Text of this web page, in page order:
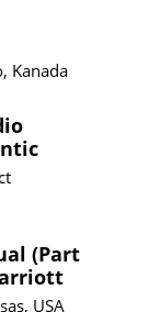
Kanada
(Part
USA